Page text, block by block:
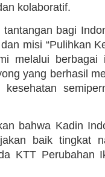
kolaboratif.
bagi
misi “Pulihkan
melalui berbagai
yang berhasil
bahwa Kadin
baik tingkat
KTT Perubahan